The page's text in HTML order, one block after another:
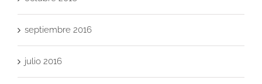
septiembre 2016
julio 2016